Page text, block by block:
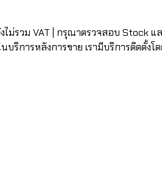
ไม่รวม VAT | กรุณาตรวจสอบ Stock
บริการหลังการขาย เรามีบริการติดตั้